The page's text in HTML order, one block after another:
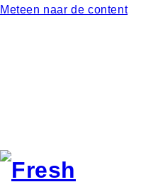
Meteen naar de content